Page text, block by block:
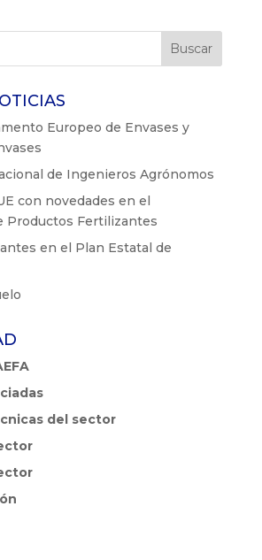
Europeo de Envases y
de Ingenieros Agrónomos
con novedades en el
Productos Fertilizantes
en el Plan Estatal de
del sector